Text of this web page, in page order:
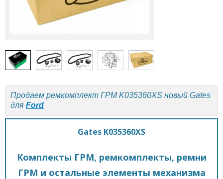
Продаем ремкомплект ГРМ K035360XS новый Gates
для Ford
Gates K035360XS
Комплекты ГРМ, ремкомплекты, ремни
ГРМ и остальные элементы механизма